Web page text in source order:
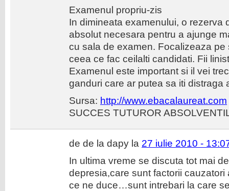
Examenul propriu-zis
In dimineata examenului, o rezerva
absolut necesara pentru a ajunge
cu sala de examen. Focalizeaza
ceea ce fac ceilalti candidati. Fii
Examenul este important si il vei
ganduri care ar putea sa iti distraga
Sursa: http://www.ebacalaureat.com
SUCCES TUTUROR
de de la dapy la 27 iulie 2010 -
In ultima vreme se discuta tot mai
depresia,care sunt factorii
ce ne duce…sunt intrebari la care